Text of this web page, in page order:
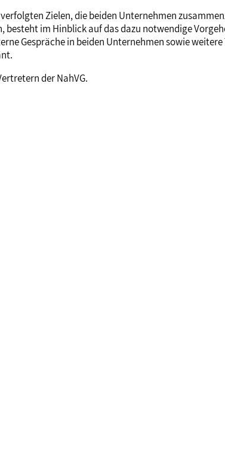
Zielen, die beiden Unternehmen
besteht im Hinblick auf das dazu notwendige
Gespräche in beiden Unternehmen sowie
der NahVG.